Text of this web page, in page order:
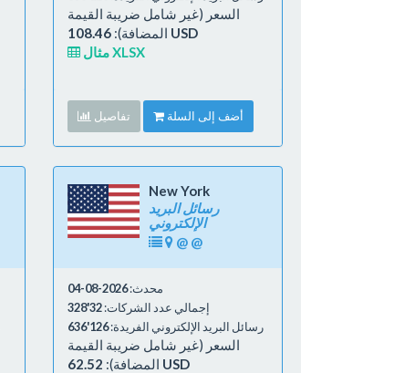
السعر (غير شامل ضريبة القيمة
المضافة): 108.46 USD
مثال XLSX
تفاصيل أضف إلى السلة
New York
رسائل البريد
الإلكتروني
@ @
محدث:2026-08-04
إجمالي عدد الشركات:32'328
رسائل البريد الإلكتروني الفريدة:126'636
السعر (غير شامل ضريبة القيمة
المضافة): 62.52 USD